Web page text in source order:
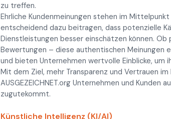
zu treffen.
Ehrliche Kundenmeinungen stehen im Mittelpunkt
entscheidend dazu beitragen, dass potenzielle
Dienstleistungen besser einschätzen können.
Bewertungen – diese authentischen Meinungen
und bieten Unternehmen wertvolle Einblicke, um
Mit dem Ziel, mehr Transparenz und Vertrauen
AUSGEZEICHNET.org Unternehmen und Kunden
zugutekommt.
Künstliche Intelligenz (KI/AI)